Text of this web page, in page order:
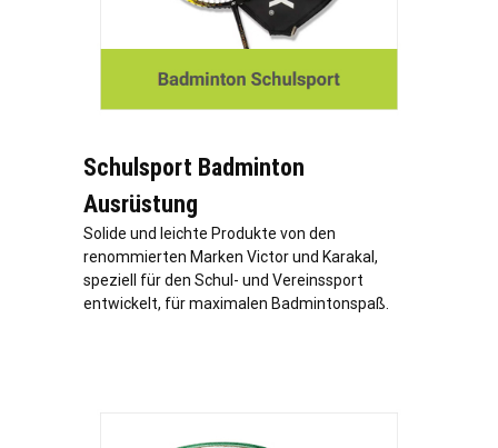
Schulsport Badminton
Ausrüstung
Solide und leichte Produkte von den
renommierten Marken Victor und Karakal,
speziell für den Schul- und Vereinssport
entwickelt, für maximalen Badmintonspaß.